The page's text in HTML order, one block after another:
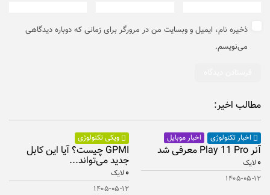
ذخیره نام، ایمیل و وبسایت من در مرورگر برای زمانی که دوباره دیدگاهی
می‌نویسم.
مطالب اخیر:
اخبار تکنولوژی اخبار موبایل
آنر Play 11 Pro معرفی شد
۰لایک
۱۴۰۵-۰۵-۱۲
ویکی تکنولوژی
GPMI چیست؟ آیا این کابل
جدید می‌تواند...
۰لایک
۱۴۰۵-۰۵-۱۲